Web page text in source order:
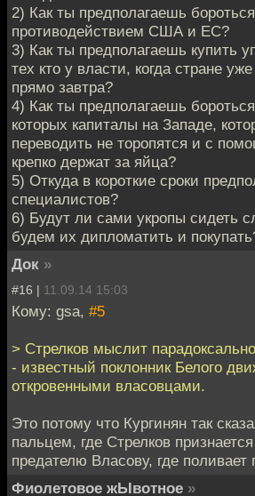
2) Как ты предполагаешь
противодействием США и ЕС?
3) Как ты предполагаешь купить
тех кто у власти, когда стране
прямо завтра?
4) Как ты предполагаешь
которых капиталы на Западе,
переводить не торопятся и с
крепко держат за яйца?
5) Откуда в короткие сроки
специалистов?
6) Будут ли сами укропы сидеть
будем их дипломатить и
Док »
#16 | 11.09.14 15:03
Кому: gsa, #5
> Стрелков мыслит
- известный поклонник Белого
откровенными власовцами.
Это потому что Кургинян так
пальцем, где Стрелков
предателю Власову, где
Фиолетовое жЫвотное »